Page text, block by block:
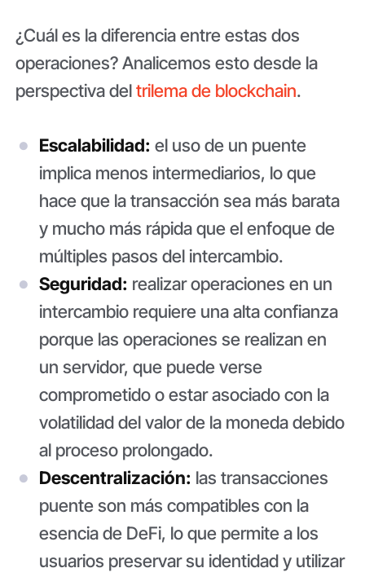
¿Cuál es la diferencia entre estas dos
operaciones? Analicemos esto desde la
perspectiva deltrilema de blockchain.
Escalabilidad: el uso de un puente
implica menos intermediarios, lo que
hace que la transacción sea más barata
y mucho más rápida que el enfoque de
múltiples pasos del intercambio.
Seguridad: realizar operaciones en un
intercambio requiere una alta confianza
porque las operaciones se realizan en
un servidor, que puede verse
comprometido o estar asociado con la
volatilidad del valor de la moneda debido
al proceso prolongado.
Descentralización: las transacciones
puente son más compatibles con la
esencia de DeFi, lo que permite a los
usuarios preservar su identidad y utilizar